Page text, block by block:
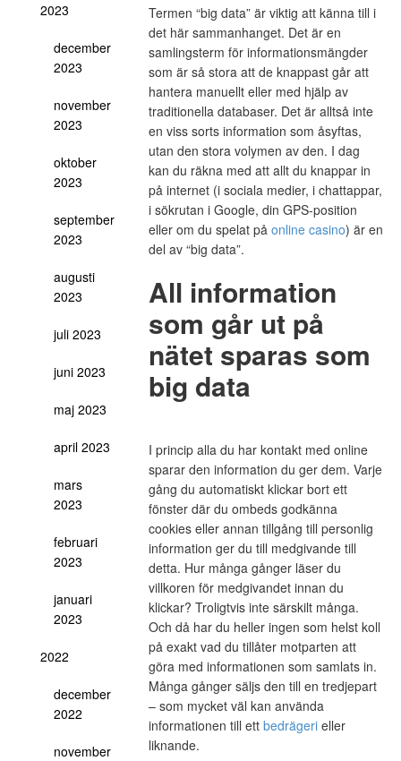
2023
december
2023
november
2023
oktober
2023
september
2023
augusti
2023
juli 2023
juni 2023
maj 2023
april 2023
mars
2023
februari
2023
januari
2023
2022
december
2022
november
Termen “big data” är viktig att känna till i
det här sammanhanget. Det är en
samlingsterm för informationsmängder
som är så stora att de knappast går att
hantera manuellt eller med hjälp av
traditionella databaser. Det är alltså inte
en viss sorts information som åsyftas,
utan den stora volymen av den. I dag
kan du räkna med att allt du knappar in
på internet (i sociala medier, i chattappar,
i sökrutan i Google, din GPS-position
eller om du spelat på online casino) är en
del av “big data”.
All information
som går ut på
nätet sparas som
big data
I princip alla du har kontakt med online
sparar den information du ger dem. Varje
gång du automatiskt klickar bort ett
fönster där du ombeds godkänna
cookies eller annan tillgång till personlig
information ger du till medgivande till
detta. Hur många gånger läser du
villkoren för medgivandet innan du
klickar? Troligtvis inte särskilt många.
Och då har du heller ingen som helst koll
på exakt vad du tillåter motparten att
göra med informationen som samlats in.
Många gånger säljs den till en tredjepart
– som mycket väl kan använda
informationen till ett bedrägeri eller
liknande.